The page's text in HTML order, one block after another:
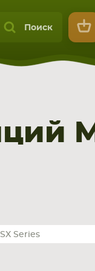
Поиск
SX Series